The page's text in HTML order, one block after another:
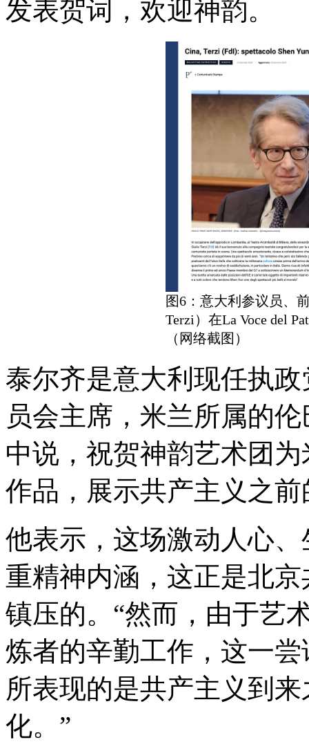
发表贺词，欢迎神韵。
图6：意大利参议员、
Terzi）在La Voce del
（网络截图）
泰尔齐是意大利现任执
员会主席，米兰所属的
中说，祝贺神韵艺术团
作品，展示共产主义之
他表示，这场激动人心
重精神内涵，这正是北
镇压的。“然而，由于艺
炼者的辛勤工作，这一尝
所表现的是共产主义到
化。”